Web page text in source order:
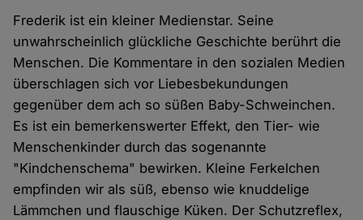
Frederik ist ein kleiner Medienstar. Seine
unwahrscheinlich glückliche Geschichte berührt die
Menschen. Die Kommentare in den sozialen Medien
überschlagen sich vor Liebesbekundungen
gegenüber dem ach so süßen Baby-Schweinchen.
Es ist ein bemerkenswerter Effekt, den Tier- wie
Menschenkinder durch das sogenannte
"Kindchenschema" bewirken. Kleine Ferkelchen
empfinden wir als süß, ebenso wie knuddelige
Lämmchen und flauschige Küken. Der Schutzreflex,